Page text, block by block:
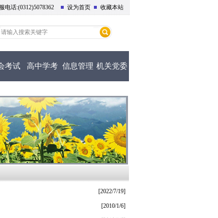
电话:(0312)5078362 设为首页 收藏本站
考试 高中学考 信息管理 机关党委
[2022/7/19]
[2010/1/6]